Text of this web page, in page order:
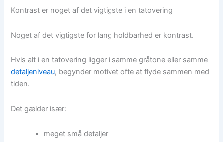
Kontrast er noget af det vigtigste i en tatovering
Noget af det vigtigste for lang holdbarhed er kontrast.
Hvis alt i en tatovering ligger i samme gråtone eller samme
detaljeniveau, begynder motivet ofte at flyde sammen med
tiden.
Det gælder især:
meget små detaljer